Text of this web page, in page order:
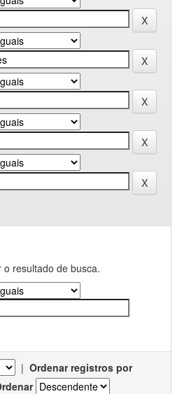
resultado de busca.
| Ordenar registros por